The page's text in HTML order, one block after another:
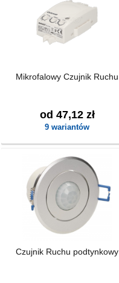
Mikrofalowy Czujnik Ruchu
od 47,12 zł
9 wariantów
Czujnik Ruchu podtynkowy